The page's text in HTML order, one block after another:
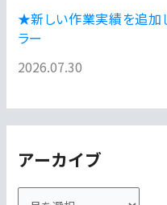
★新しい作業実績を追
ラー
2026.07.30
アーカイブ